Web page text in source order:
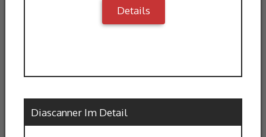
Details
Diascanner Im Detail